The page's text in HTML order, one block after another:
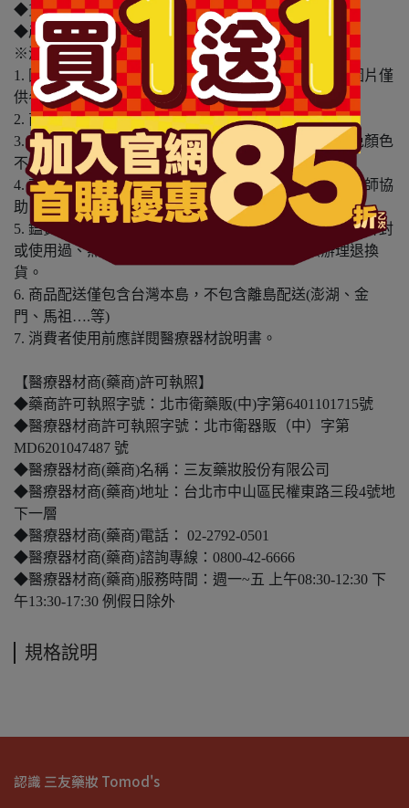
◆貨源：公司貨
◆產地：中國
※溫馨提醒：
1. 因電腦螢幕設定及個人觀感之差異，本賣場之商品圖片僅
供參考，依實際收到商品為準。
2. 商品包裝會有新舊轉換期，依實際收到商品為準。
3. 商品下訂前，建議實際試色、試用後再行購買，避免顏色
不符或肌膚不適等症狀。
4. 商品使用後若出現不適或非預期反應，請尋求專業醫師協
助。
5. 鑑賞期非試用期，本產品屬於私人消耗性產品，如已拆封
或使用過、無法恢復原狀、商品外盒損壞恕無法辦理退換
貨。
6. 商品配送僅包含台灣本島，不包含離島配送(澎湖、金
門、馬祖….等)
7. 消費者使用前應詳閱醫療器材說明書。
【醫療器材商(藥商)許可執照】
◆藥商許可執照字號：北市衛藥販(中)字第6401101715號
◆醫療器材商許可執照字號：北市衛器販（中）字第
MD6201047487 號
◆醫療器材商(藥商)名稱：三友藥妝股份有限公司
◆醫療器材商(藥商)地址：台北市中山區民權東路三段4號地
下一層
◆醫療器材商(藥商)電話： 02-2792-0501
◆醫療器材商(藥商)諮詢專線：0800-42-6666
◆醫療器材商(藥商)服務時間：週一~五 上午08:30-12:30 下
午13:30-17:30 例假日除外
規格說明
認識 三友藥妝 Tomod's